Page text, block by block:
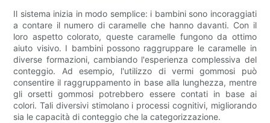
Il sistema inizia in modo semplice: i bambini sono incoraggiati
a contare il numero di caramelle che hanno davanti. Con il
loro aspetto colorato, queste caramelle fungono da ottimo
aiuto visivo. I bambini possono raggruppare le caramelle in
diverse formazioni, cambiando l'esperienza complessiva del
conteggio. Ad esempio, l'utilizzo di vermi gommosi può
consentire il raggruppamento in base alla lunghezza, mentre
gli orsetti gommosi potrebbero essere contati in base ai
colori. Tali diversivi stimolano i processi cognitivi, migliorando
sia le capacità di conteggio che la categorizzazione.